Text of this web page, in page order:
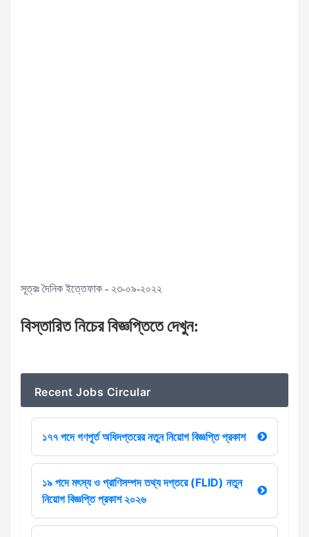
সূত্রঃ দৈনিক ইত্তেফাক - ২৩-০৯-২০২২
বিস্তারিতনিচেরবিজ্ঞপ্তিতে দেখুন:
Recent Jobs Circular
১৭৭ পদে গণপূর্ত অধিদপ্তরের নতুন নিয়োগ বিজ্ঞপ্তি প্রকাশ
১৯ পদে মৎস্য ও প্রাণিসম্পদ তথ্য দপ্তরে (FLID) নতুন
নিয়োগ বিজ্ঞপ্তি প্রকাশ ২০২৬